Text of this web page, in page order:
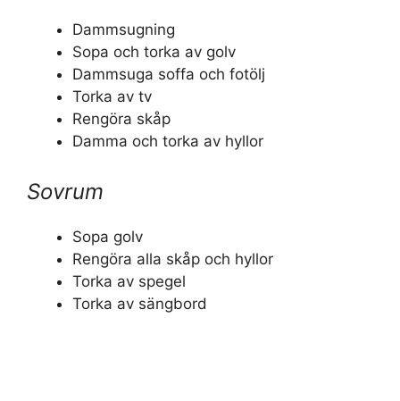
Dammsugning
Sopa och torka av golv
Dammsuga soffa och fotölj
Torka av tv
Rengöra skåp
Damma och torka av hyllor
Sovrum
Sopa golv
Rengöra alla skåp och hyllor
Torka av spegel
Torka av sängbord